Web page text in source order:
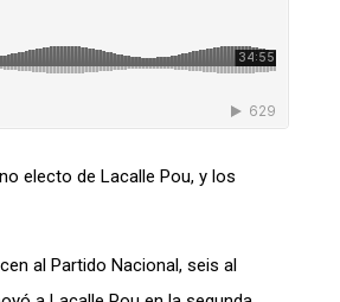
electo de Lacalle Pou, y los
al Partido Nacional, seis al